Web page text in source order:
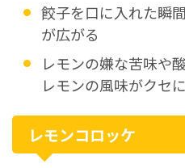
餃子を口に入れた瞬
が広がる
レモンの嫌な苦味や
レモンの風味がクセ
レモンコロッケ